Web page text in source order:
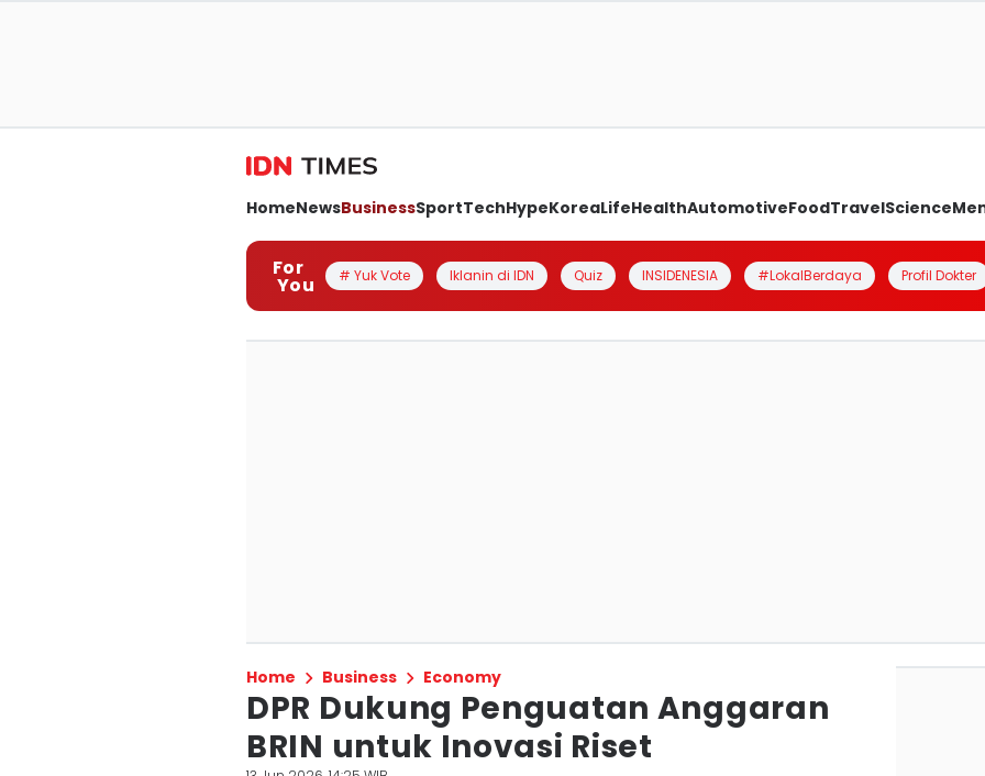
HomeNewsBusinessSportTechHypeKoreaLifeHealthAutomotiveFoodTravelScience
For
You # Yuk Vote Iklanin di IDN Quiz INSIDENESIA #LokalBerdaya Profil Dokter
Home Business Economy
DPR Dukung Penguatan Anggaran
BRIN untuk Inovasi Riset